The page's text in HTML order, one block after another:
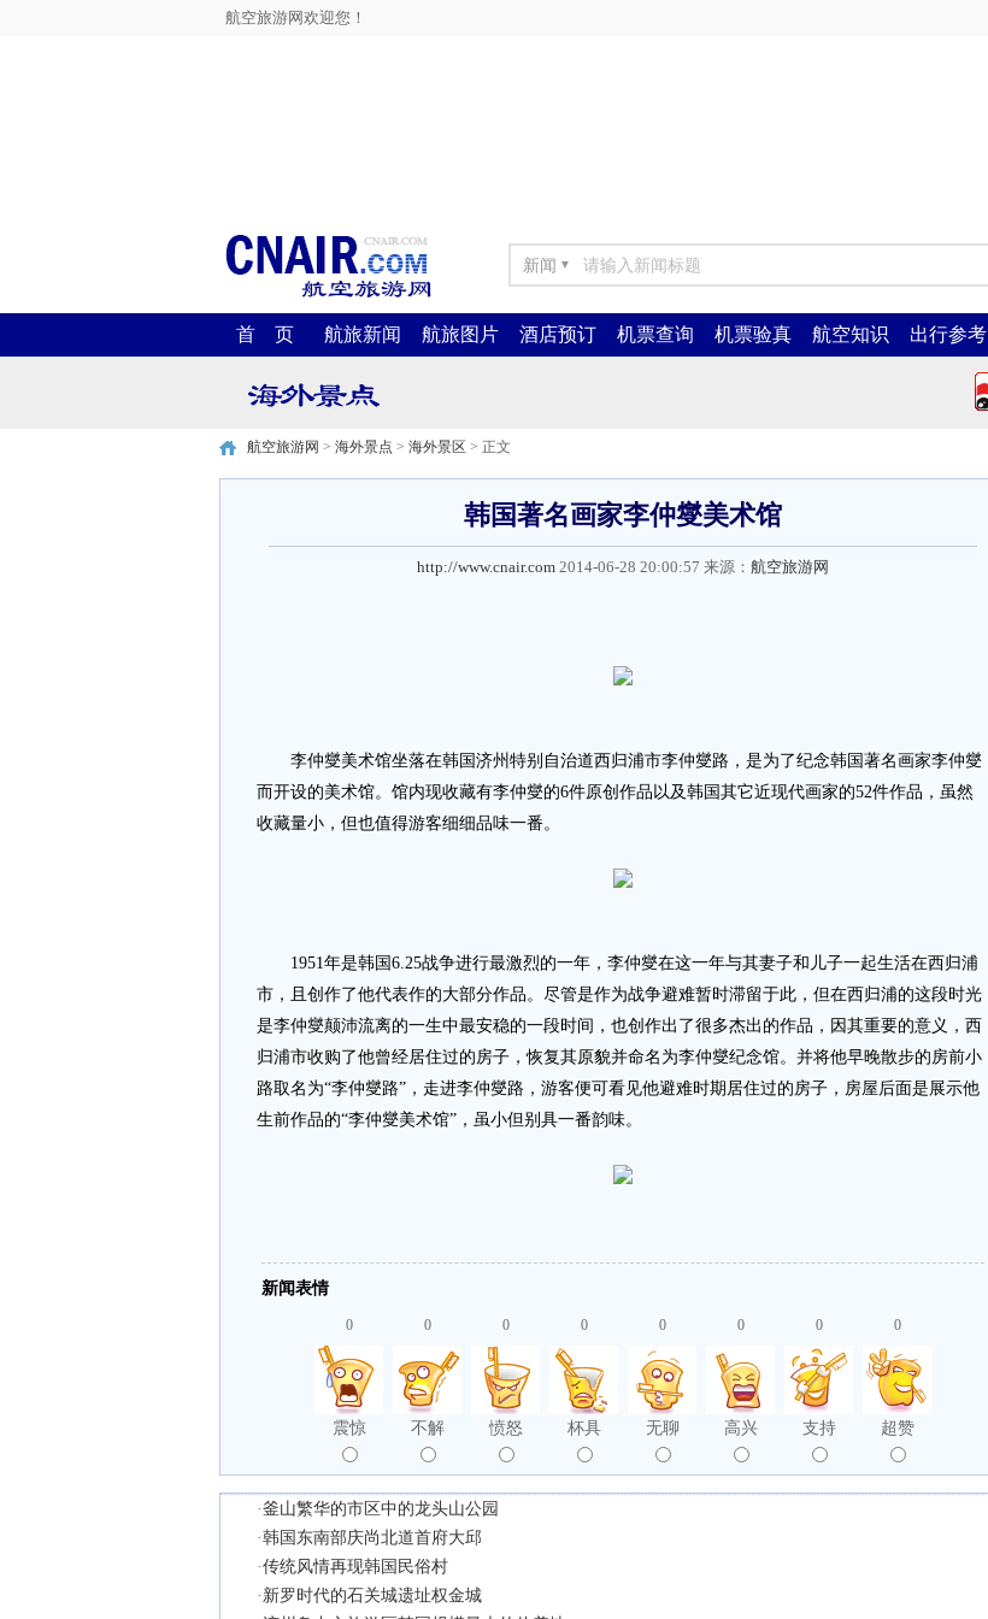
航空旅游网欢迎您！
新闻 ▼
首 页 航旅新闻 航旅图片 酒店预订 机票查询 机票验真 航空知识 出行参考
航空旅游网 > 海外景点 > 海外景区 > 正文
韩国著名画家李仲燮美术馆
http://www.cnair.com 2014-06-28 20:00:57 来源： 航空旅游网
李仲燮美术馆坐落在韩国济州特别自治道西归浦市李仲燮路，是为了纪念韩国著名画家李仲燮
而开设的美术馆。馆内现收藏有李仲燮的6件原创作品以及韩国其它近现代画家的52件作品，虽然
收藏量小，但也值得游客细细品味一番。
1951年是韩国6.25战争进行最激烈的一年，李仲燮在这一年与其妻子和儿子一起生活在西归浦
市，且创作了他代表作的大部分作品。尽管是作为战争避难暂时滞留于此，但在西归浦的这段时光
是李仲燮颠沛流离的一生中最安稳的一段时间，也创作出了很多杰出的作品，因其重要的意义，西
归浦市收购了他曾经居住过的房子，恢复其原貌并命名为李仲燮纪念馆。并将他早晚散步的房前小
路取名为“李仲燮路”，走进李仲燮路，游客便可看见他避难时期居住过的房子，房屋后面是展示他
生前作品的“李仲燮美术馆”，虽小但别具一番韵味。
新闻表情
0
震惊
0
不解
0
愤怒
0
杯具
0
无聊
0
高兴
0
支持
0
超赞
·釜山繁华的市区中的龙头山公园
·韩国东南部庆尚北道首府大邱
·传统风情再现韩国民俗村
· 新罗时代的石关城遗址权金城